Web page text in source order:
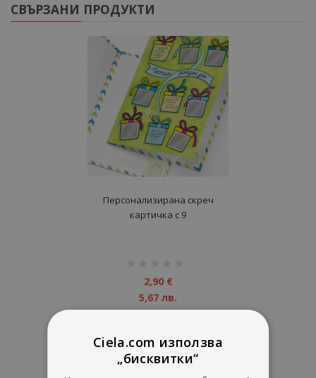
СВЪРЗАНИ ПРОДУКТИ
Персонализирана скреч
картичка с 9
2,90 €
5,67 лв.
Ciela.com използва
„бисквитки“